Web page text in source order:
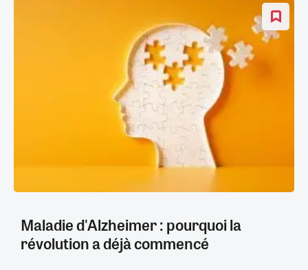
Maladie d'Alzheimer : pourquoi la
révolution a déjà commencé